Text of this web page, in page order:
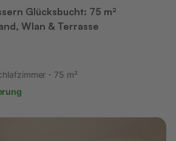
Glücksbucht: 75 m²
Wlan & Terrasse
75 m²